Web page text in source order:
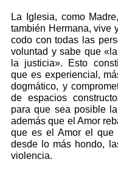
La Iglesia, como
también Hermana, vive
codo con todas las
voluntad y sabe que
la justicia». Esto
que es experiencial,
dogmático, y
de espacios
para que sea posible
además que el Amor
que es el Amor el que
desde lo más hondo,
violencia.